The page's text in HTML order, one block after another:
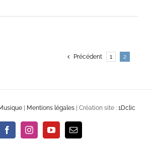
Précédent 1 2
| Mentions légales| Création site : 1Dclic
FacebookInstagramYouTubeEmail